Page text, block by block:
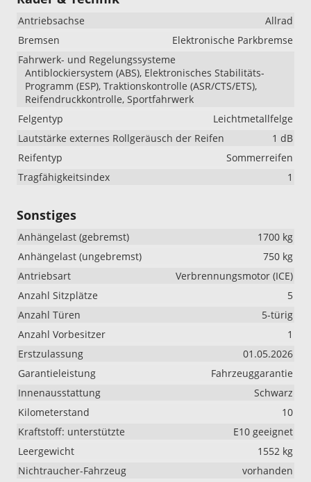
Antriebsachse
Allrad
Bremsen
Elektronische Parkbremse
Fahrwerk- und Regelungssysteme
Antiblockiersystem (ABS), Elektronisches Stabilitäts-
Programm (ESP), Traktionskontrolle (ASR/CTS/ETS),
Reifendruckkontrolle, Sportfahrwerk
Felgentyp
Leichtmetallfelge
Lautstärke externes Rollgeräusch der Reifen
1 dB
Reifentyp
Sommerreifen
Tragfähigkeitsindex
1
Sonstiges
Anhängelast (gebremst)
1700 kg
Anhängelast (ungebremst)
750 kg
Antriebsart
Verbrennungsmotor (ICE)
Anzahl Sitzplätze
5
Anzahl Türen
5-türig
Anzahl Vorbesitzer
1
Erstzulassung
01.05.2026
Garantieleistung
Fahrzeuggarantie
Innenausstattung
Schwarz
Kilometerstand
10
Kraftstoff: unterstützte
E10 geeignet
Leergewicht
1552 kg
Nichtraucher-Fahrzeug
vorhanden